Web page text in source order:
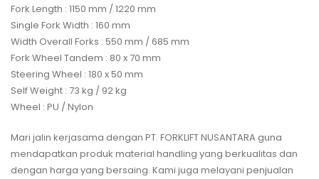
Fork Length : 1150 mm / 1220 mm
Single Fork Width : 160 mm
Width Overall Forks : 550 mm / 685 mm
Fork Wheel Tandem : 80 x 70 mm
Steering Wheel : 180 x 50 mm
Self Weight : 73 kg / 92 kg
Wheel : PU / Nylon
Mari jalin kerjasama dengan PT. FORKLIFT NUSANTARA guna
mendapatkan produk material handling yang berkualitas dan
dengan harga yang bersaing. Kami juga melayani penjualan